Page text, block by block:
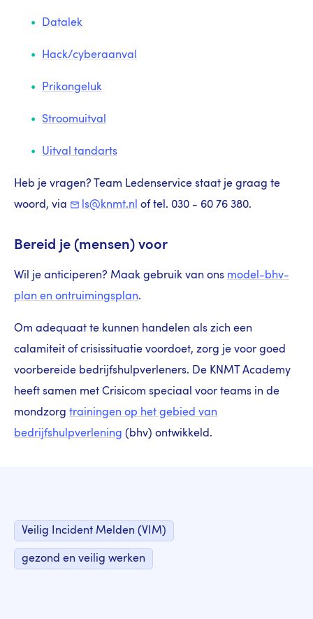
Datalek
Hack/cyberaanval
Prikongeluk
Stroomuitval
Uitval tandarts
Heb je vragen? Team Ledenservice staat je graag te
woord, via
ls@knmt.nl of tel. 030 - 60 76 380.
Bereid je (mensen) voor
Wil je anticiperen? Maak gebruik van ons model-bhv-
plan en ontruimingsplan.
Om adequaat te kunnen handelen als zich een
calamiteit of crisissituatie voordoet, zorg je voor goed
voorbereide bedrijfshulpverleners. De KNMT Academy
heeft samen met Crisicom speciaal voor teams in de
mondzorg trainingen op het gebied van
bedrijfshulpverlening (bhv) ontwikkeld.
Veilig Incident Melden (VIM)
gezond en veilig werken